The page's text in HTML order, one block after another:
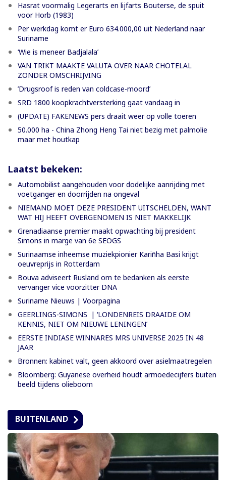
Hasrat voormalig Legerarts en lijfarts Bouterse, de spuit
voor Horb (1983)
Per werkdag komt er Euro 634.000,00 uit Nederland naar
Suriname
‘Wie is meneer Badjalala’
VAN TRIKT MAAKTE VALUTA OVER NAAR CHOTELAL
ZONDER OMSCHRIJVING
’Drugsroof is reden van coldcase-moord’
SRD 1800 koopkrachtversterking gaat vandaag in
(UPDATE) FAKENEWS pers draait weer op volle toeren
50.000 ha - China Zhong Heng Tai niet bezig met palmolie
maar met houtkap
Laatst bekeken:
Automobilist aangehouden voor dodelijke aanrijding met
voetganger en doorrijden na ongeval
NIEMAND MOET DEZE PRESIDENT UITSCHELDEN, WANT
WAT HIJ HEEFT OVERGENOMEN IS NIET MAKKELIJK
Grenadiaanse premier maakt opwachting bij president
Simons in marge van 6e SEOGS
Surinaamse inheemse muziekpionier Kariñha Basi krijgt
oeuvreprijs in Rotterdam
Bouva adviseert Rusland om te bedanken als eerste
vervanger vice voorzitter DNA
Suriname Nieuws | Voorpagina
GEERLINGS-SIMONS | ‘LONDENREIS DRAAIDE OM
KENNIS, NIET OM NIEUWE LENINGEN’
EERSTE INDIASE WINNARES MRS UNIVERSE 2025 IN 48
JAAR
Bronnen: kabinet valt, geen akkoord over asielmaatregelen
Bloomberg: Guyanese overheid houdt armoedecijfers buiten
beeld tijdens olieboom
BUITENLAND